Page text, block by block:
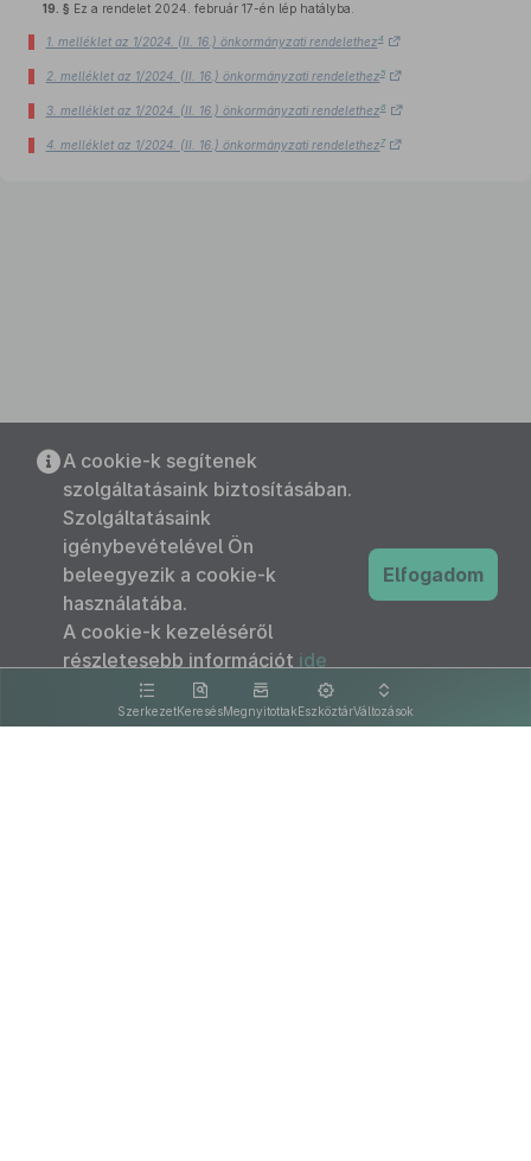
19. § Ez a rendelet 2024. február 17-én lép hatályba.
1. melléklet az 1/2024. (II. 16.) önkormányzati rendelethez4
2. melléklet az 1/2024. (II. 16.) önkormányzati rendelethez5
3. melléklet az 1/2024. (II. 16.) önkormányzati rendelethez6
4. melléklet az 1/2024. (II. 16.) önkormányzati rendelethez7
SzerkezetKeresésMegnyitottakEszköztárVáltozások
A cookie-k segítenek
szolgáltatásaink biztosításában.
Szolgáltatásaink
igénybevételével Ön
beleegyezik a cookie-k
használatába.
A cookie-k kezeléséről
részletesebb információt ide
kattintva olvashat.
Elfogadom